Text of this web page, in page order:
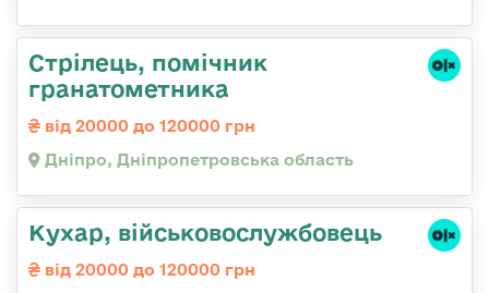
Стрілець, помічник
гранатометника
від 20000 до 120000 грн
Дніпро, Дніпропетровська область
Кухар, військовослужбовець
від 20000 до 120000 грн